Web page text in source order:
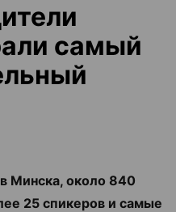
самый
Минска, около 840
25 спикеров и самые